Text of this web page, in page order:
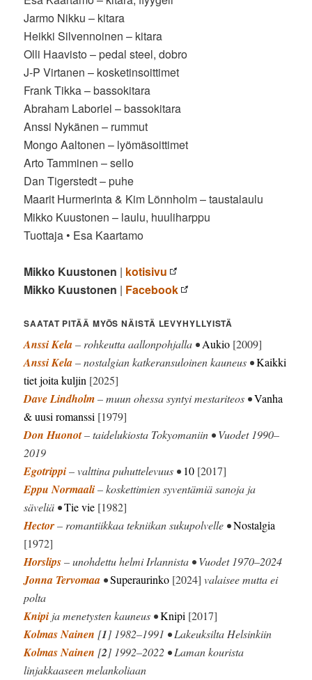
Jarmo Nikku – kitara
Heikki Silvennoinen – kitara
Olli Haavisto – pedal steel, dobro
J-P Virtanen – kosketinsoittimet
Frank Tikka – bassokitara
Abraham Laboriel – bassokitara
Anssi Nykänen – rummut
Mongo Aaltonen – lyömäsoittimet
Arto Tamminen – sello
Dan Tigerstedt – puhe
Maarit Hurmerinta & Kim Lönnholm – taustalaulu
Mikko Kuustonen – laulu, huuliharppu
Tuottaja • Esa Kaartamo
Mikko Kuustonen | kotisivu
Mikko Kuustonen | Facebook
SAATAT PITÄÄ MYÖS NÄISTÄ LEVYHYLLYISTÄ
Anssi Kela– rohkeutta aallonpohjalla •Aukio [2009]
Anssi Kela– nostalgian katkeransuloinen kauneus •Kaikki
tiet joita kuljin [2025]
Dave Lindholm– muun ohessa syntyi mestariteos •Vanha
& uusi romanssi [1979]
Don Huonot– taidelukiosta Tokyomaniin • Vuodet 1990–
2019
Egotrippi– valttina puhuttelevuus • 10 [2017]
Eppu Normaali– koskettimien syventämiä sanoja ja
säveliä •Tie vie [1982]
Hector– romantiikkaa tekniikan sukupolvelle •Nostalgia
[1972]
Horslips– unohdettu helmi Irlannista • Vuodet 1970–2024
Jonna Tervomaa •Superaurinko [2024] valaisee mutta ei
polta
Knipi ja menetysten kauneus •Knipi [2017]
Kolmas Nainen [1] 1982–1991 • Lakeuksilta Helsinkiin
Kolmas Nainen [2] 1992–2022 • Laman kourista
linjakkaaseen melankoliaan